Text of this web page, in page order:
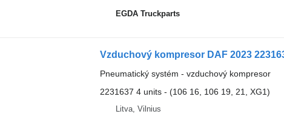
EGDA Truckparts
Vzduchový kompresor DAF 2023
Pneumatický systém - vzduchový kompresor
2231637 4 units - (106 16, 106 19, 21, XG1)
Litva, Vilnius